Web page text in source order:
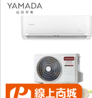
滿額折$500